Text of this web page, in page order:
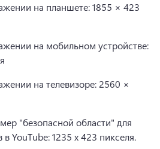
на планшете: 1855 × 423
на мобильном устройстве:
на телевизоре: 2560 ×
"безопасной области" для
в YouTube: 1235 х 423 пикселя.